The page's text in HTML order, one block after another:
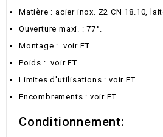
Matière : acier inox. Z2 CN 18.10,
Ouverture maxi. : 77°.
Montage : voir FT.
Poids : voir FT.
Limites d'utilisations : voir FT.
Encombrements : voir FT.
Conditionnement: